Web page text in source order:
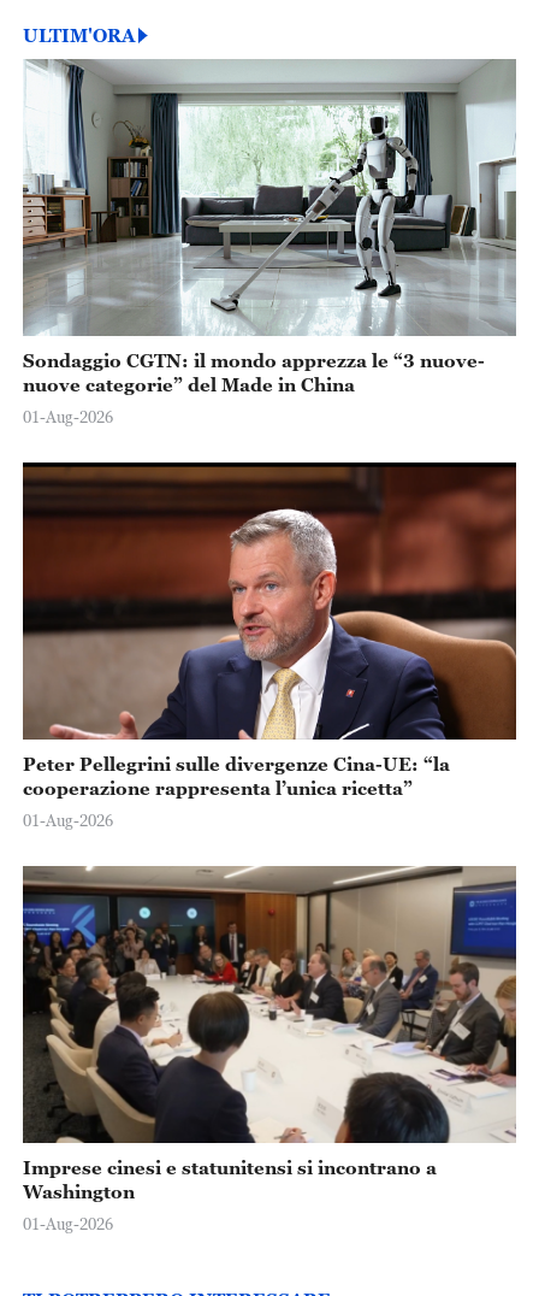
ULTIM'ORA
Sondaggio CGTN: il mondo apprezza le “3 nuove-
nuove categorie” del Made in China
01-Aug-2026
Peter Pellegrini sulle divergenze Cina-UE: “la
cooperazione rappresenta l’unica ricetta”
01-Aug-2026
Imprese cinesi e statunitensi si incontrano a
Washington
01-Aug-2026